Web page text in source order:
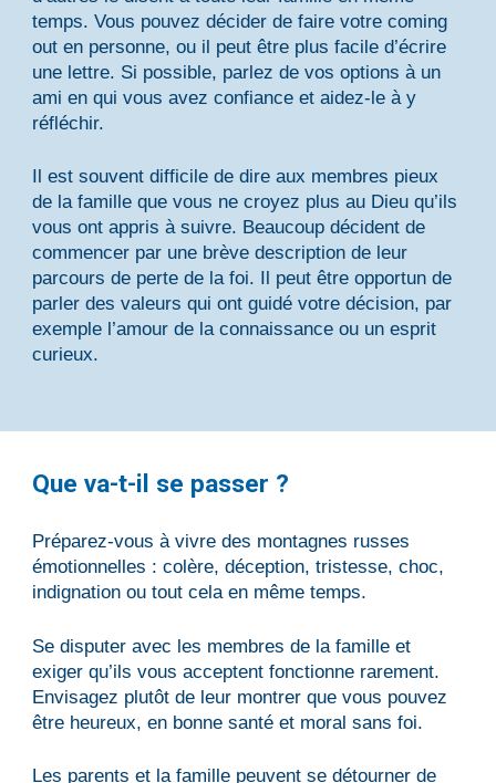
temps. Vous pouvez décider de faire votre coming
out en personne, ou il peut être plus facile d’écrire
une lettre. Si possible, parlez de vos options à un
ami en qui vous avez confiance et aidez-le à y
réfléchir.
Il est souvent difficile de dire aux membres pieux
de la famille que vous ne croyez plus au Dieu qu’ils
vous ont appris à suivre. Beaucoup décident de
commencer par une brève description de leur
parcours de perte de la foi. Il peut être opportun de
parler des valeurs qui ont guidé votre décision, par
exemple l’amour de la connaissance ou un esprit
curieux.
Que va-t-il se passer ?
Préparez-vous à vivre des montagnes russes
émotionnelles : colère, déception, tristesse, choc,
indignation ou tout cela en même temps.
Se disputer avec les membres de la famille et
exiger qu’ils vous acceptent fonctionne rarement.
Envisagez plutôt de leur montrer que vous pouvez
être heureux, en bonne santé et moral sans foi.
Les parents et la famille peuvent se détourner de